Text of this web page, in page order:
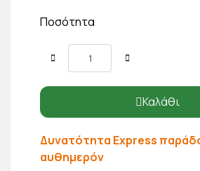
Ποσότητα
Καλάθι
Δυνατότητα Express
αυθημερόν